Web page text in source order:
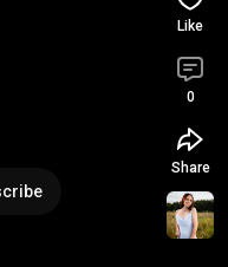
Like
0
Share